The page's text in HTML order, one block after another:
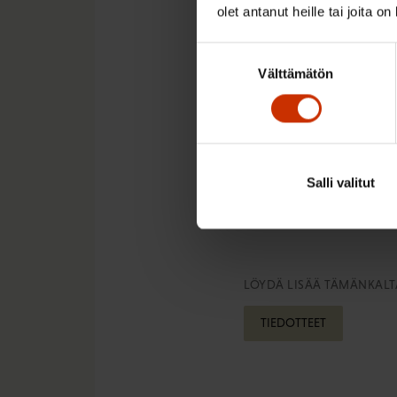
olet antanut heille tai joita
Välttämätön
Salli valitut
puolustetaan
päättämiä työehtojen
– Mielenosoitus on
tulossa lisää, ellei
Palkansaajien
LÖYDÄ LISÄÄ
TIEDOTTEET